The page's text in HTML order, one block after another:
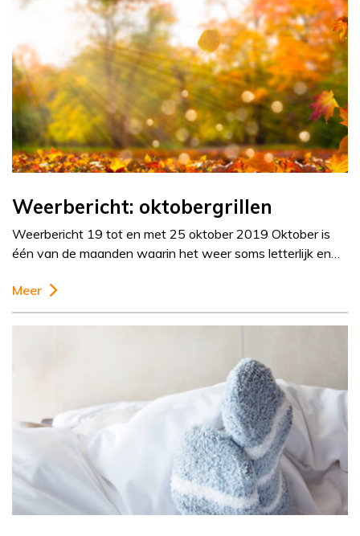
Weerbericht: oktobergrillen
Weerbericht 19 tot en met 25 oktober 2019 Oktober is
één van de maanden waarin het weer soms letterlijk en…
Meer